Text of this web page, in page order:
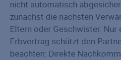
nicht automatisch
zunächst die nächsten
Eltern oder Geschwister. Nur
Erbvertrag schützt den
beachten: Direkte